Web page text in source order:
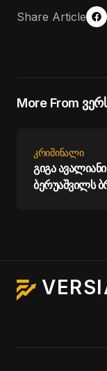
Share Article
More From
ᲙᲠᲘᲛᲘᲜᲐᲚᲘ
გიგა
ბერუაშვილს